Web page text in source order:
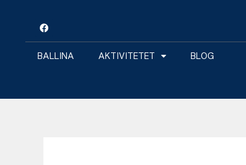
content
a
c
e
b
o
BALLINA AKTIVITETET BLOG